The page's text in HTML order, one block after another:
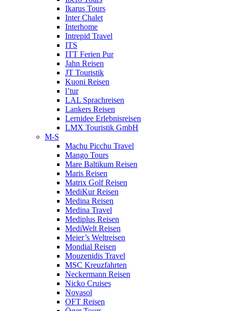
Ikarus Tours
Inter Chalet
Interhome
Intrepid Travel
ITS
ITT Ferien Pur
Jahn Reisen
JT Touristik
Kuoni Reisen
l’tur
LAL Sprachreisen
Lankers Reisen
Lernidee Erlebnisreisen
LMX Touristik GmbH
M-S
Machu Picchu Travel
Mango Tours
Mare Baltikum Reisen
Maris Reisen
Matrix Golf Reisen
MediKur Reisen
Medina Reisen
Medina Travel
Mediplus Reisen
MediWelt Reisen
Meier’s Weltreisen
Mondial Reisen
Mouzenidis Travel
MSC Kreuzfahrten
Neckermann Reisen
Nicko Cruises
Novasol
OFT Reisen